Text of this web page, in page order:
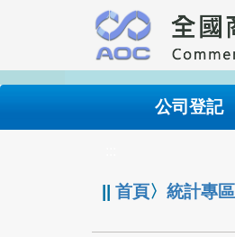
要
內
公司登記
||首頁〉統計專區